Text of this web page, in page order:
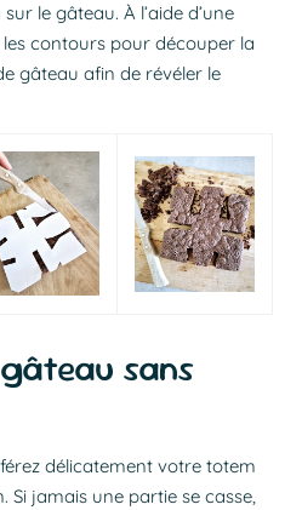
le gâteau. À l’aide d’une
contours pour découper la
gâteau afin de révéler le
sans
délicatement votre totem
Si jamais une partie se casse,